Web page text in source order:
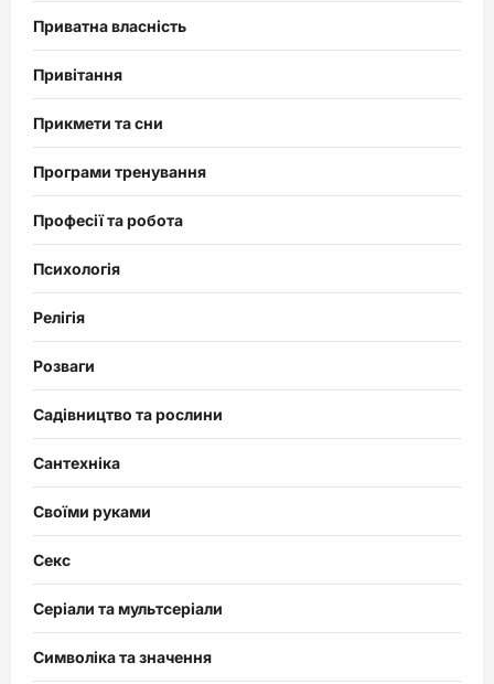
Приватна власність
Привітання
Прикмети та сни
Програми тренування
Професії та робота
Психологія
Релігія
Розваги
Садівництво та рослини
Сантехніка
Своїми руками
Секс
Серіали та мультсеріали
Символіка та значення